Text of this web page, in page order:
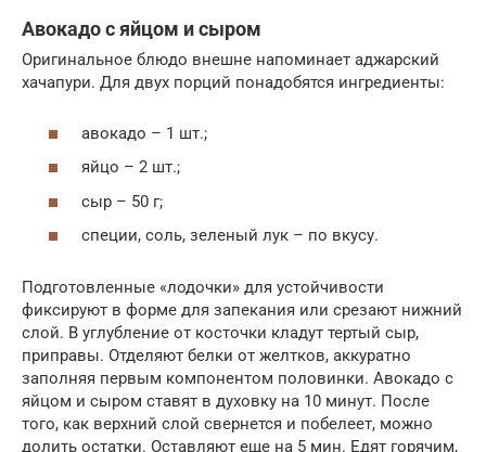
Авокадо с яйцом и сыром
Оригинальное блюдо внешне напоминает аджарский
хачапури. Для двух порций понадобятся ингредиенты:
авокадо – 1 шт.;
яйцо – 2 шт.;
сыр – 50 г;
специи, соль, зеленый лук – по вкусу.
Подготовленные «лодочки» для устойчивости
фиксируют в форме для запекания или срезают нижний
слой. В углубление от косточки кладут тертый сыр,
приправы. Отделяют белки от желтков, аккуратно
заполняя первым компонентом половинки. Авокадо с
яйцом и сыром ставят в духовку на 10 минут. После
того, как верхний слой свернется и побелеет, можно
долить остатки. Оставляют еще на 5 мин. Едят горячим,